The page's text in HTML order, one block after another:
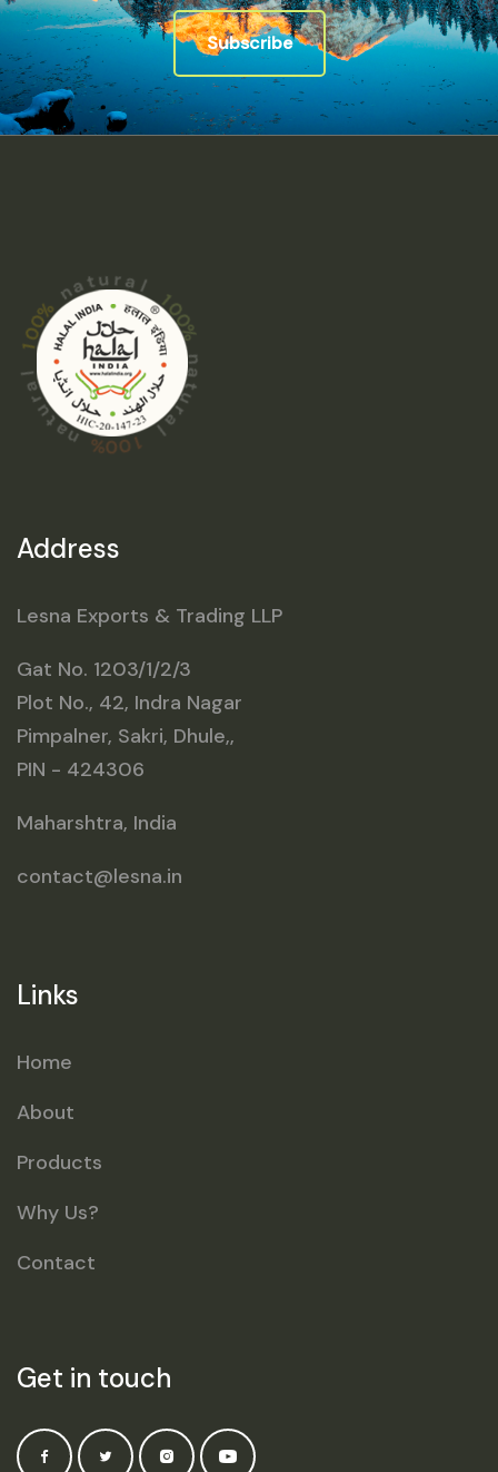
Subscribe
Address
Lesna Exports & Trading LLP
Gat No. 1203/1/2/3
Plot No., 42, Indra Nagar
Pimpalner, Sakri, Dhule,,
PIN - 424306
Maharshtra, India
contact@lesna.in
Links
Home
About
Products
Why Us?
Contact
Get in touch
Facebook Twitter Instagram YouTube